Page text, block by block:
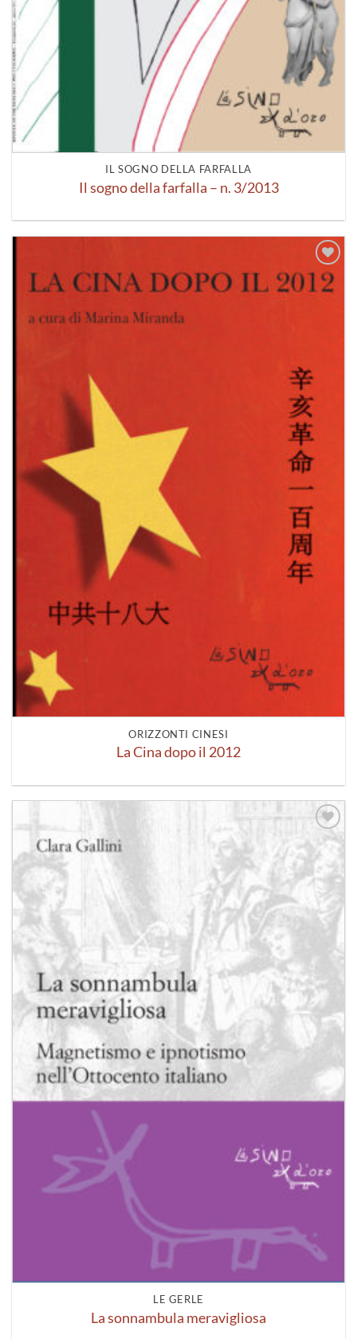
IL SOGNO DELLA FARFALLA
Il sogno della farfalla – n. 3/2013
Aggiungi
alla lista
dei
ORIZZONTI CINESI
La Cina dopo il 2012
Aggiungi
alla lista
dei
desideri
LE GERLE
La sonnambula meravigliosa